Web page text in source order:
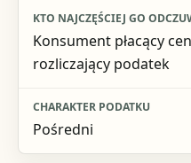
Konsument płacący
rozliczający podatek
Pośredni